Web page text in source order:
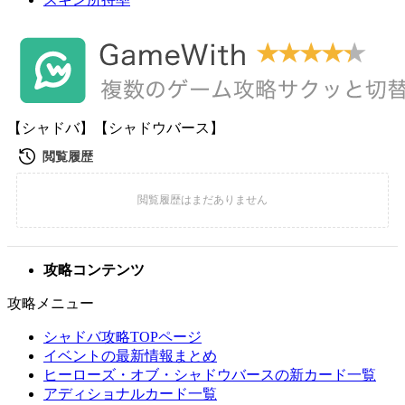
【シャドバ】【シャドウバース】
攻略コンテンツ
攻略メニュー
シャドバ攻略TOPページ
イベントの最新情報まとめ
ヒーローズ・オブ・シャドウバースの新カード一覧
アディショナルカード一覧